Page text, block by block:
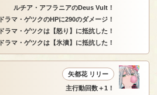
ルチア・アフラニアのDeus Vult！
ドラマ・ゲツクのHPに290のダメージ！
ドラマ・ゲツクは【怒り】に抵抗した！
ドラマ・ゲツクは【氷漬】に抵抗した！
矢都花 リリー
主行動回数＋1！